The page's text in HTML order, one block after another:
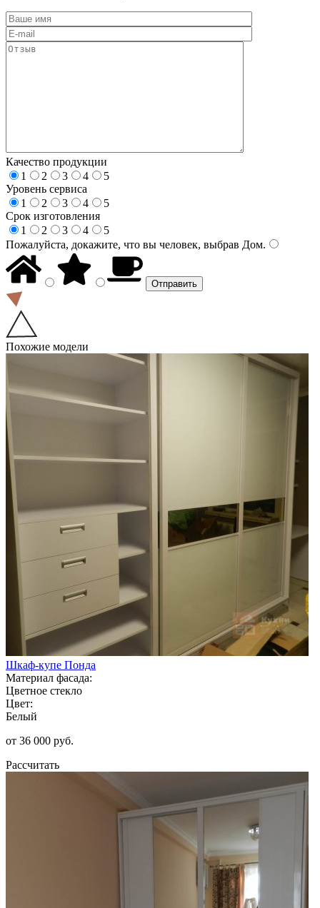
Качество продукции
1
2 3 4
5
Уровень сервиса
1
2 3 4
5
Срок изготовления
1
2 3 4
5
Пожалуйста, докажите, что вы человек, выбрав Дом.
Похожие модели
Шкаф-купе Понда
Материал фасада:
Цветное стекло
Цвет:
Белый
от 36 000 руб.
Рассчитать